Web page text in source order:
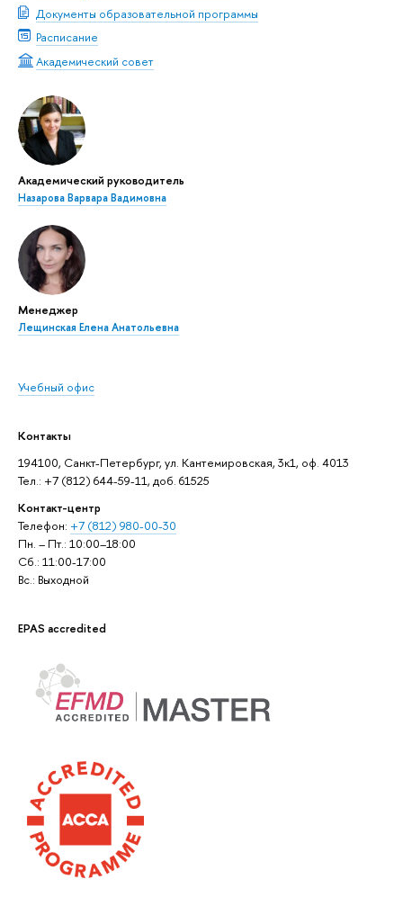
Документы образовательной программы
Расписание
Академический совет
Академический руководитель
Назарова Варвара Вадимовна
Менеджер
Лещинская Елена Анатольевна
Учебный офис
Контакты
194100, Санкт-Петербург, ул. Кантемировская, 3к1, оф. 4013
Тел.: +7 (812) 644-59-11, доб. 61525
Контакт-центр
Телефон: +7 (812) 980-00-30
Пн. – Пт.: 10:00–18:00
Сб.: 11:00-17:00
Вс.: Выходной
EPAS accredited